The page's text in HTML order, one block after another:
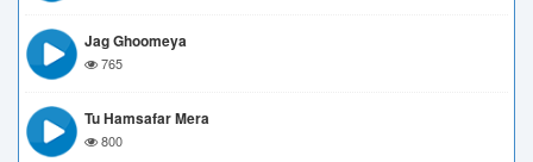
Jag Ghoomeya
765
Tu Hamsafar Mera
800